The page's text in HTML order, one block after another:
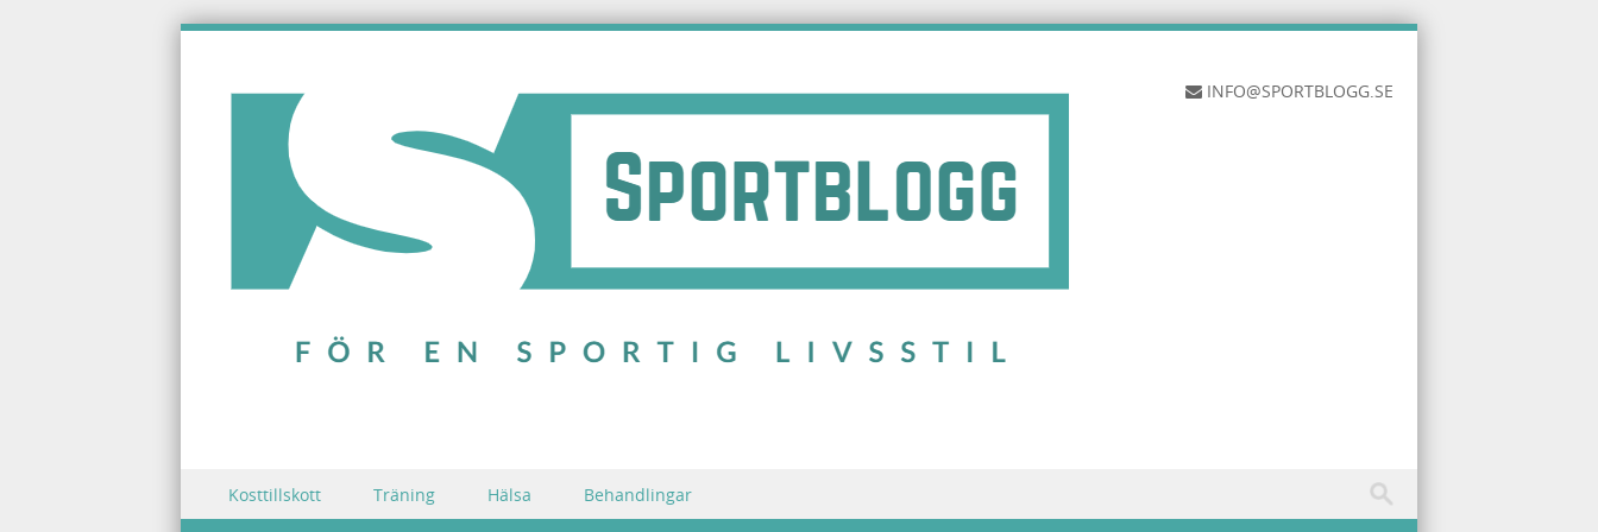
INFO@SPORTBLOGG.SE
Menu
Skip to content
Kosttillskott Träning Hälsa Behandlingar